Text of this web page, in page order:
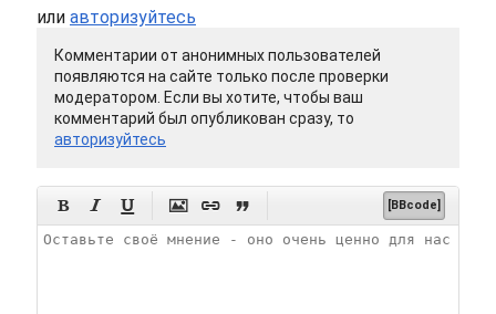
или авторизуйтесь
Комментарии от анонимных пользователей
появляются на сайте только после проверки
модератором. Если вы хотите, чтобы ваш
комментарий был опубликован сразу, то
авторизуйтесь
      [BBcode]